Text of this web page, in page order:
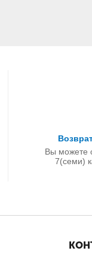
Вы можете
7(семи)